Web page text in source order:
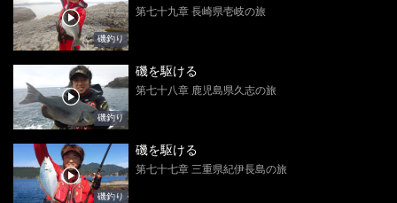
磯釣り
第七十九章 長崎県壱岐の旅
磯釣り
磯を駆ける
第七十八章 鹿児島県久志の旅
磯釣り
磯を駆ける
第七十七章 三重県紀伊長島の旅